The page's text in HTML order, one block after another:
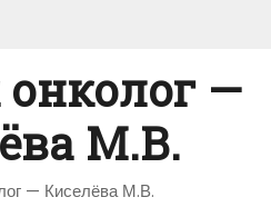
—
М.В.
— Киселёва М.В.